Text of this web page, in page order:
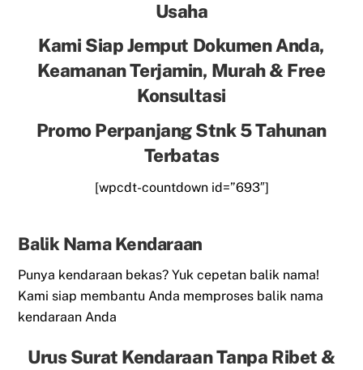
Usaha
Kami Siap Jemput Dokumen Anda,
Keamanan Terjamin, Murah & Free
Konsultasi
Promo Perpanjang Stnk 5 Tahunan
Terbatas
[wpcdt-countdown id=”693″]
Balik Nama Kendaraan
Punya kendaraan bekas? Yuk cepetan balik nama!
Kami siap membantu Anda memproses balik nama
kendaraan Anda
Urus Surat Kendaraan Tanpa Ribet &